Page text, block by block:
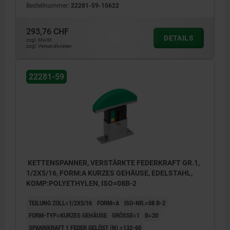
Bestellnummer: 22281-59-10622
293,76 CHF
zzgl. MwSt.
zzgl. Versandkosten
DETAILS
22281-59
KETTENSPANNER, VERSTÄRKTE FEDERKRAFT GR.1,
1/2X5/16, FORM:A KURZES GEHÄUSE, EDELSTAHL,
KOMP:POLYETHYLEN, ISO=08B-2
TEILUNG ZOLL=1/2X5/16 FORM=A
ISO-NR.=08 B-2
FORM-TYP=KURZES GEHÄUSE
GRÖSSE=1
B=20
SPANNKRAFT 1 FEDER GELÖST (N) =132-60